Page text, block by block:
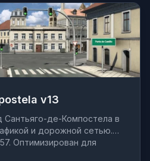
v13
де-Компостела в
и дорожной сетью.
Оптимизирован для